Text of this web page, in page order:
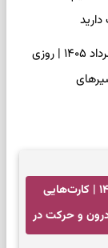
فال سرنوشت امروز پنجشنبه ۱۵ مرداد ۱۴۰۵ | روزی
فال تاروت امروز جمعه ۱۶ مرداد ۱۴۰۵ | کارت‌هایی
و حرکت در